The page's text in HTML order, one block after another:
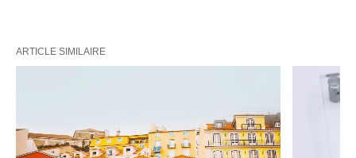
ARTICLE SIMILAIRE